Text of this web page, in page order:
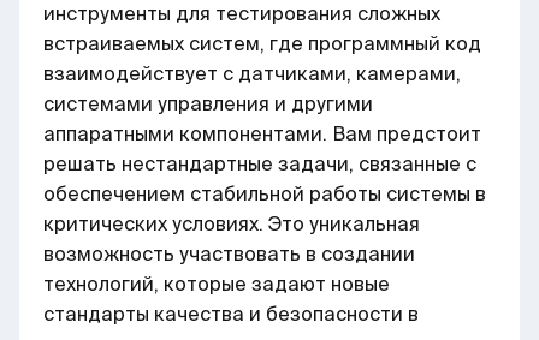
инструменты для тестирования сложных
встраиваемых систем, где программный код
взаимодействует с датчиками, камерами,
системами управления и другими
аппаратными компонентами. Вам предстоит
решать нестандартные задачи, связанные с
обеспечением стабильной работы системы в
критических условиях. Это уникальная
возможность участвовать в создании
технологий, которые задают новые
стандарты качества и безопасности в